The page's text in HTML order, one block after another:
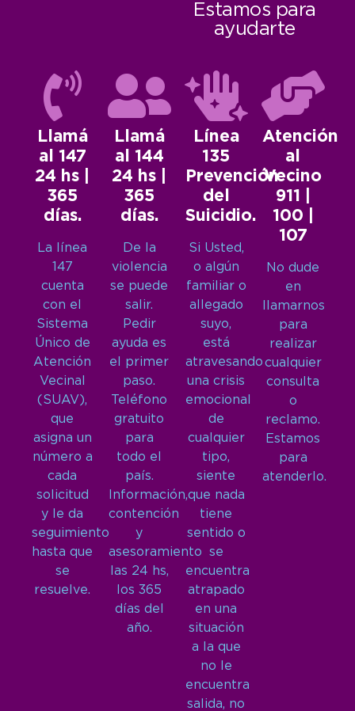
Estamos para
ayudarte
Llamá
al 147
24 hs |
365
días.
La línea
147
cuenta
con el
Sistema
Único de
Atención
Vecinal
(SUAV),
que
asigna un
número a
cada
solicitud
y le da
seguimiento
hasta que
se
resuelve.
Llamá
al 144
24 hs |
365
días.
De la
violencia
se puede
salir.
Pedir
ayuda es
el primer
paso.
Teléfono
gratuito
para
todo el
país.
Información,
contención
y
asesoramiento
las 24 hs,
los 365
días del
año.
Línea
135
Prevención
del
Suicidio.
Si Usted,
o algún
familiar o
allegado
suyo,
está
atravesando
una crisis
emocional
de
cualquier
tipo,
siente
que nada
tiene
sentido o
se
encuentra
atrapado
en una
situación
a la que
no le
encuentra
salida, no
Atención
al
Vecino
911 |
100 |
107
No dude
en
llamarnos
para
realizar
cualquier
consulta
o
reclamo.
Estamos
para
atenderlo.